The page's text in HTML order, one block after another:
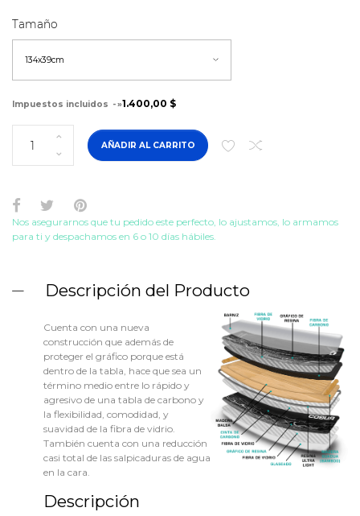
Tamaño
1.400,00 $
Impuestos incluidos »
AÑADIR AL CARRITO
Nos asegurarnos que tu pedido este perfecto, lo ajustamos, lo armamos
para ti y despachamos en 6 o 10 días hábiles.
Descripción del Producto
Cuenta con una nueva
construcción que además de
proteger el gráfico porque está
dentro de la tabla, hace que sea un
término medio entre lo rápido y
agresivo de una tabla de carbono y
la flexibilidad, comodidad, y
suavidad de la fibra de vidrio.
También cuenta con una reducción
casi total de las salpicaduras de agua
en la cara.
Descripción